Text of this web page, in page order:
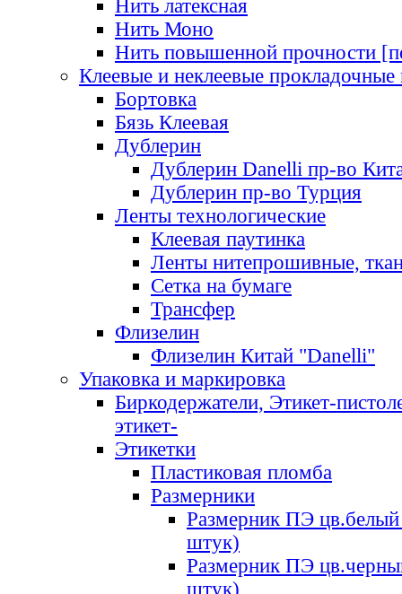
Нить латексная
Нить Моно
Нить повышенной прочности
Клеевые и неклеевые прокладочные
Бортовка
Бязь Клеевая
Дублерин
Дублерин Danelli пр-во
Дублерин пр-во Турция
Ленты технологические
Клеевая паутинка
Ленты нитепрошивные,
Сетка на бумаге
Трансфер
Флизелин
Флизелин Китай "Danelli"
Упаковка и маркировка
Биркодержатели, Этикет-
этикет-
Этикетки
Пластиковая пломба
Размерники
Размерник ПЭ цв.белый
штук)
Размерник ПЭ
штук)